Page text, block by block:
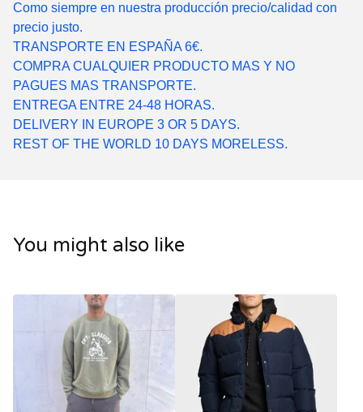
Como siempre en nuestra producción precio/calidad con
precio justo.
TRANSPORTE EN ESPAÑA 6€.
COMPRA CUALQUIER PRODUCTO MAS Y NO
PAGUES MAS TRANSPORTE.
ENTREGA ENTRE 24-48 HORAS.
DELIVERY IN EUROPE 3 OR 5 DAYS.
REST OF THE WORLD 10 DAYS MORELESS.
You might also like